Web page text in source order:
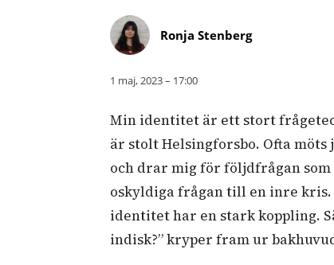
Ronja Stenberg
1 maj, 2023 – 17:00
Min identitet är ett stort
är stolt Helsingforsbo. Ofta
och drar mig för följdfrågan
oskyldiga frågan till en inre
identitet har en stark koppling.
indisk?” kryper fram ur